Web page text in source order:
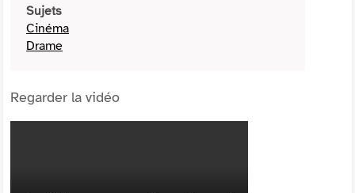
Sujets
Cinéma
Drame
Regarder la vidéo